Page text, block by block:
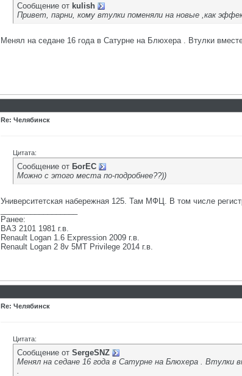
Сообщение от kulish
Привет, парни, кому втулки поменяли на новые ,как
Менял на седане 16 года в Сатурне на Блюхера . Втулки
Re: Челябинск
Цитата:
Сообщение от БогЕС
Можно с этого места по-подробнее??))
Университетская набережная 125. Там МФЦ. В том числе
Ранее:
ВАЗ 2101 1981 г.в.
Renault Logan 1.6 Expression 2009 г.в.
Renault Logan 2 8v 5МТ Privilege 2014 г.в.
Re: Челябинск
Цитата:
Сообщение от SergeSNZ
Менял на седане 16 года в Сатурне на Блюхера .
.